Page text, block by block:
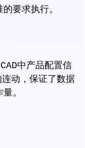
要求执行。
中产品配置信
动，保证了数据
。